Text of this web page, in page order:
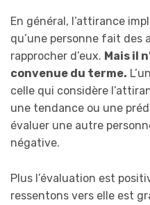
En général, l’attirance
qu’une personne fait des
rapprocher d’eux. Mais il
convenue du terme.
celle qui considère
une tendance ou une
évaluer une autre
négative.
Plus l’évaluation est
ressentons vers elle est